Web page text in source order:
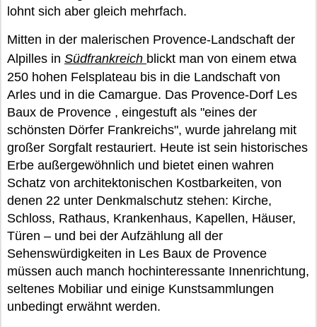
lohnt sich aber gleich mehrfach.
Mitten in der malerischen Provence-Landschaft der
Alpilles in Südfrankreich blickt man von einem etwa
250 hohen Felsplateau bis in die Landschaft von
Arles und in die Camargue. Das Provence-Dorf Les
Baux de Provence , eingestuft als "eines der
schönsten Dörfer Frankreichs", wurde jahrelang mit
großer Sorgfalt restauriert. Heute ist sein historisches
Erbe außergewöhnlich und bietet einen wahren
Schatz von architektonischen Kostbarkeiten, von
denen 22 unter Denkmalschutz stehen: Kirche,
Schloss, Rathaus, Krankenhaus, Kapellen, Häuser,
Türen – und bei der Aufzählung all der
Sehenswürdigkeiten in Les Baux de Provence
müssen auch manch hochinteressante Innenrichtung,
seltenes Mobiliar und einige Kunstsammlungen
unbedingt erwähnt werden.